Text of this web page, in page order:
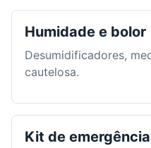
Humidade e bolor
Desumidificadores,
cautelosa.
Kit de emergência